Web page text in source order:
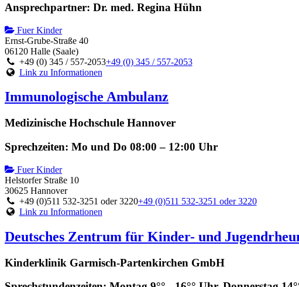
Ansprechpartner: Dr. med. Regina Hühn
Fuer Kinder
Ernst-Grube-Straße 40
06120 Halle (Saale)
+49 (0) 345 / 557-2053+49 (0) 345 / 557-2053
Link zu Informationen
Immunologische Ambulanz
Medizinische Hochschule Hannover
Sprechzeiten: Mo und Do 08:00 – 12:00 Uhr
Fuer Kinder
Helstorfer Straße 10
30625 Hannover
+49 (0)511 532-3251 oder 3220+49 (0)511 532-3251 oder 3220
Link zu Informationen
Deutsches Zentrum für Kinder- und
Kinderklinik Garmisch-Partenkirchen GmbH